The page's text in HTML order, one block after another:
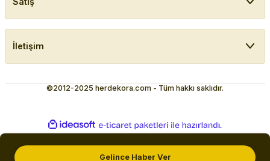
Gelince Haber Ver
İletişim
©2012-2025 herdekora.com - Tüm hakkı saklıdır.
ideasoft
e-
ticaret
hazırlandı.